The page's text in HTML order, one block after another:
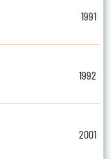
1991
1992
2001